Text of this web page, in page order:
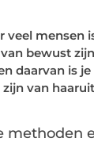
veel mensen
bewust
daarvan is
van